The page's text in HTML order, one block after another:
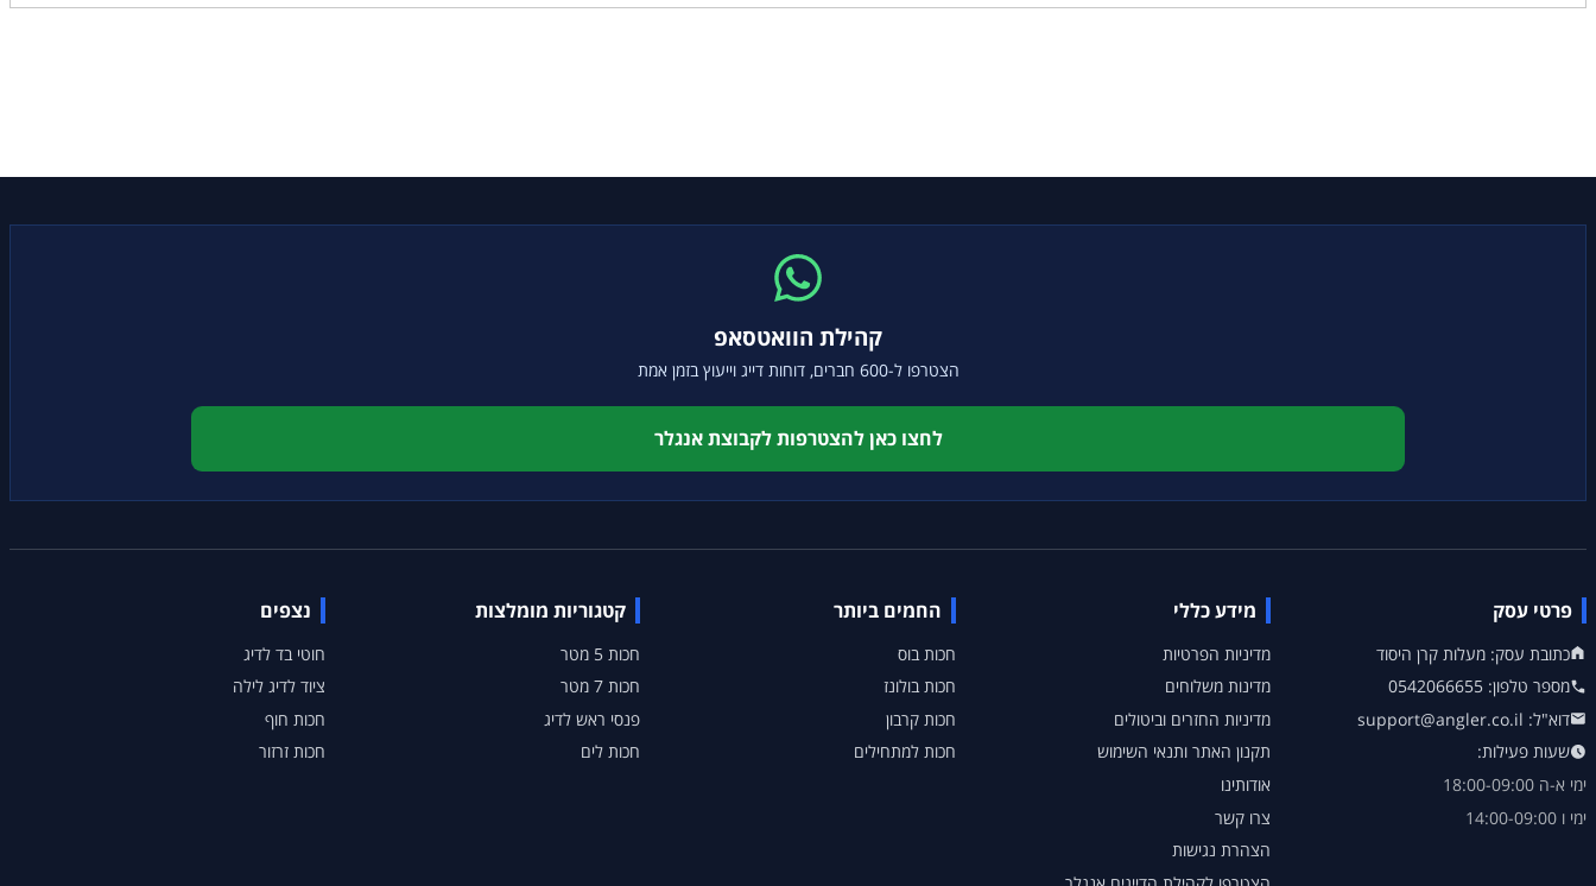
קהילת הוואטסאפ
הצטרפו ל-600 חברים, דוחות דייג וייעוץ בזמן אמת
לחצו כאן להצטרפות לקבוצת אנגלר
פרטי עסק
כתובת עסק: מעלות קרן היסוד
מספר טלפון: 0542066655
דוא"ל: support@angler.co.il
שעות פעילות:
ימי א-ה 18:00-09:00
ימי ו 14:00-09:00
מידע כללי
מדיניות הפרטיות
מדינות משלוחים
מדיניות החזרים וביטולים
תקנון האתר ותנאי השימוש
אודותינו
צרו קשר
הצהרת נגישות
החמים ביותר
חכות בוס
חכות בולונז
חכות קרבון
חכות למתחילים
קטגוריות מומלצות
חכות 5 מטר
חכות 7 מטר
פנסי ראש לדיג
חכות לים
נצפים
חוטי בד לדיג
ציוד לדיג לילה
חכות חוף
חכות זרזור